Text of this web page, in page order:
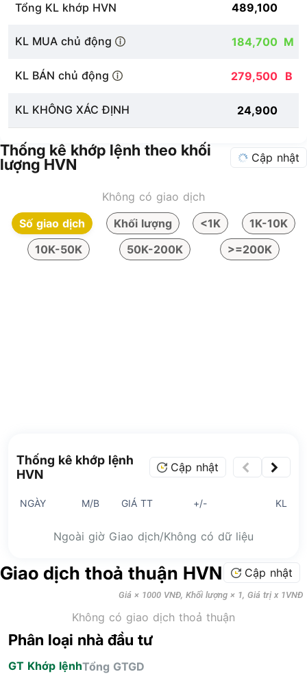
Tổng KL khớp HVN 489,100
KL MUA chủ động 184,700 M
KL BÁN chủ động 279,500 B
KL KHÔNG XÁC ĐỊNH 24,900
Thống kê khớp lệnh theo khối
lượng HVN
Cập nhật
Không có giao dịch
Số giao dịch
Khối lượng <1K
1K-10K
10K-50K
50K-200K >=200K
Thống kê khớp lệnh
HVN
Cập nhật
NGÀY M/B GIÁ TT +/- KL
Ngoài giờ Giao dịch/Không có dữ liệu
Giao dịch thoả thuận HVN Cập nhật
Giá × 1000 VNĐ, Khối lượng × 1, Giá trị x 1VNĐ
Không có giao dịch thoả thuận
Phân loại nhà đầu tư
GT Khớp lệnhTổng GTGD